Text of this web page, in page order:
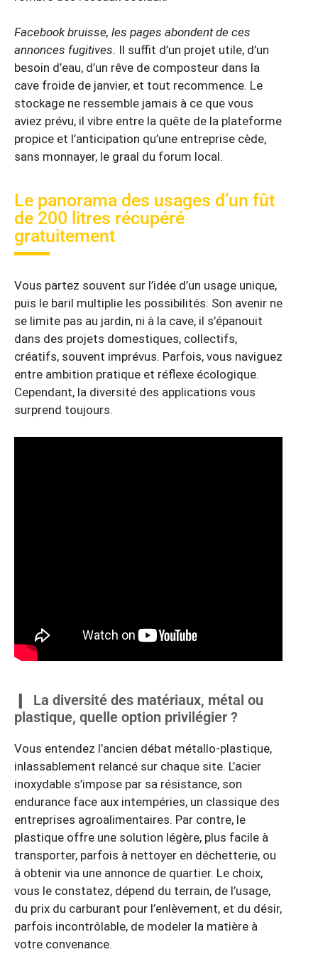
Facebook bruisse, les pages abondent de ces
annonces fugitives. Il suffit d’un projet utile, d’un
besoin d’eau, d’un rêve de composteur dans la
cave froide de janvier, et tout recommence. Le
stockage ne ressemble jamais à ce que vous
aviez prévu, il vibre entre la quête de la plateforme
propice et l’anticipation qu’une entreprise cède,
sans monnayer, le graal du forum local.
Le panorama des usages d’un fût
de 200 litres récupéré
gratuitement
Vous partez souvent sur l’idée d’un usage unique,
puis le baril multiplie les possibilités. Son avenir ne
se limite pas au jardin, ni à la cave, il s’épanouit
dans des projets domestiques, collectifs,
créatifs, souvent imprévus. Parfois, vous naviguez
entre ambition pratique et réflexe écologique.
Cependant, la diversité des applications vous
surprend toujours.
La diversité des matériaux, métal ou
plastique, quelle option privilégier ?
Vous entendez l’ancien débat métallo-plastique,
inlassablement relancé sur chaque site. L’acier
inoxydable s’impose par sa résistance, son
endurance face aux intempéries, un classique des
entreprises agroalimentaires. Par contre, le
plastique offre une solution légère, plus facile à
transporter, parfois à nettoyer en déchetterie, ou
à obtenir via une annonce de quartier. Le choix,
vous le constatez, dépend du terrain, de l’usage,
du prix du carburant pour l’enlèvement, et du désir,
parfois incontrôlable, de modeler la matière à
votre convenance.